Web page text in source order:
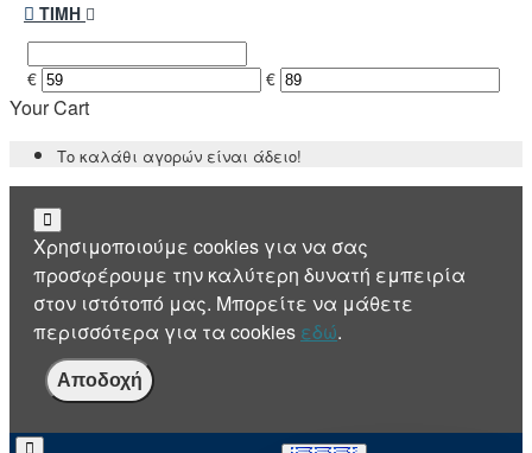
ΤΙΜΉ
€ €
Your Cart
Το καλάθι αγορών είναι άδειο!
Χρησιμοποιούμε cookies για να σας
προσφέρουμε την καλύτερη δυνατή εμπειρία
στον ιστότοπό μας. Μπορείτε να μάθετε
περισσότερα για τα cookies εδώ.
Αποδοχή